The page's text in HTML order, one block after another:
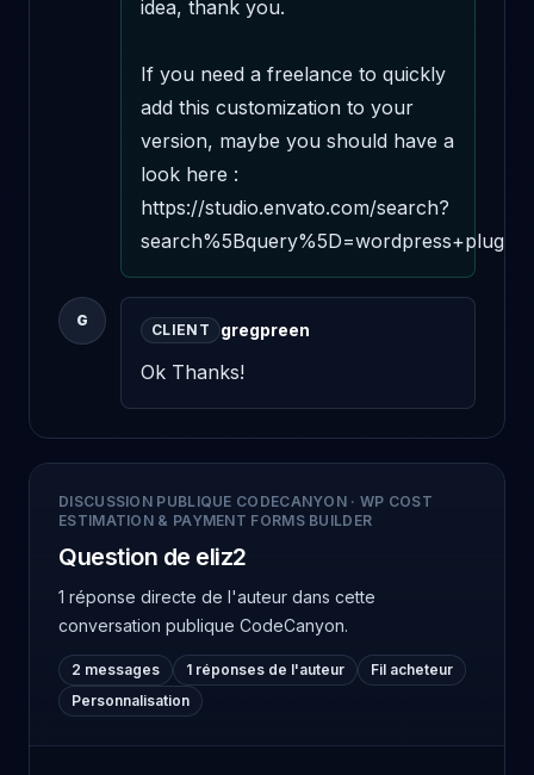
idea, thank you.
If you need a freelance to quickly
add this customization to your
version, maybe you should have a
look here :
https://studio.envato.com/search?
G
CLIENT gregpreen
Ok Thanks!
DISCUSSION PUBLIQUE CODECANYON · WP COST
ESTIMATION & PAYMENT FORMS BUILDER
Question de eliz2
1 réponse directe de l'auteur dans cette
conversation publique CodeCanyon.
2 messages 1 réponses de l'auteur
Fil acheteur
Personnalisation